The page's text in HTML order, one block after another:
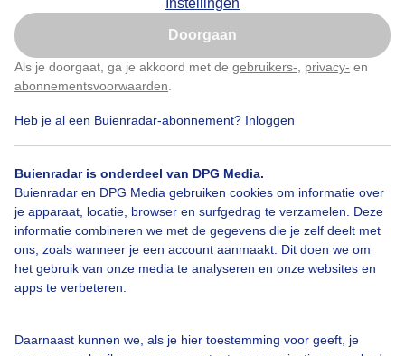
Instellingen
Doorgaan
Als je doorgaat, ga je akkoord met de gebruikers- privacy- en
abonnementsvoorwaarden
Heb je al een Buienradar-abonnement? Inloggen
Buienradar is onderdeel van DPG Media.
Buienradar en DPG Media gebruiken cookies om informatie over
je apparaat, locatie, browser en surfgedrag te verzamelen. Deze
informatie combineren we met de gegevens die je zelf deelt met
ons, zoals wanneer je een account aanmaakt. Dit doen we om
het gebruik van onze media te analyseren en onze websites en
apps te verbeteren.
Daarnaast kunnen we, als je hier toestemming voor geeft, je
17:30uur regen opkomst met mooie wolkenluchten
Door: Hans van loenen Gemaakt: 31-08-2025, 60x bekeken
Bekijk slideshow
Nu niet, misschien later
Klik hierom dit aan te passen